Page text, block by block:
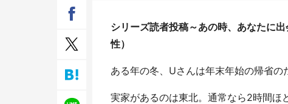
鳥取・境港「ゲゲゲの妖怪楽園」限定
だった鬼太郎グッズ買える 銀座・博
シリーズ読者投稿～あの時、あなたに
性）
ある年の冬、Uさんは年末年始の帰省の
実家があるのは東北。通常なら2時間ほ